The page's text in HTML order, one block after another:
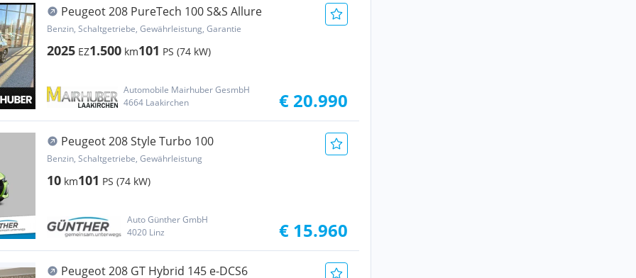
Peugeot 208 PureTech 100 S&S Allure
Benzin, Schaltgetriebe, Gewährleistung, Garantie
2025 EZ1.500 km101 PS (74 kW)
Automobile Mairhuber GesmbH
4664 Laakirchen
€ 20.990
Peugeot 208 Style Turbo 100
Benzin, Schaltgetriebe, Gewährleistung
10 km101 PS (74 kW)
Auto Günther GmbH
4020 Linz
€ 15.960
Peugeot 208 GT Hybrid 145 e-DCS6